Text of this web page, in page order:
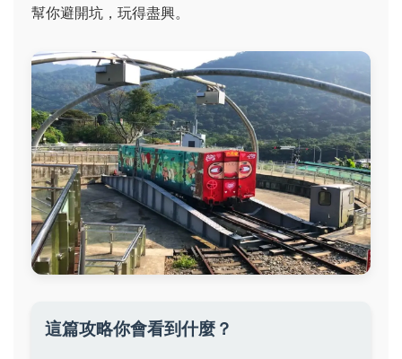
幫你避開坑，玩得盡興。
這篇攻略你會看到什麼？